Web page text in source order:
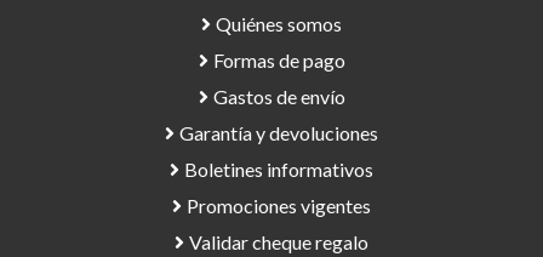
Quiénes somos
Formas de pago
Gastos de envío
Garantía y devoluciones
Boletines informativos
Promociones vigentes
Validar cheque regalo